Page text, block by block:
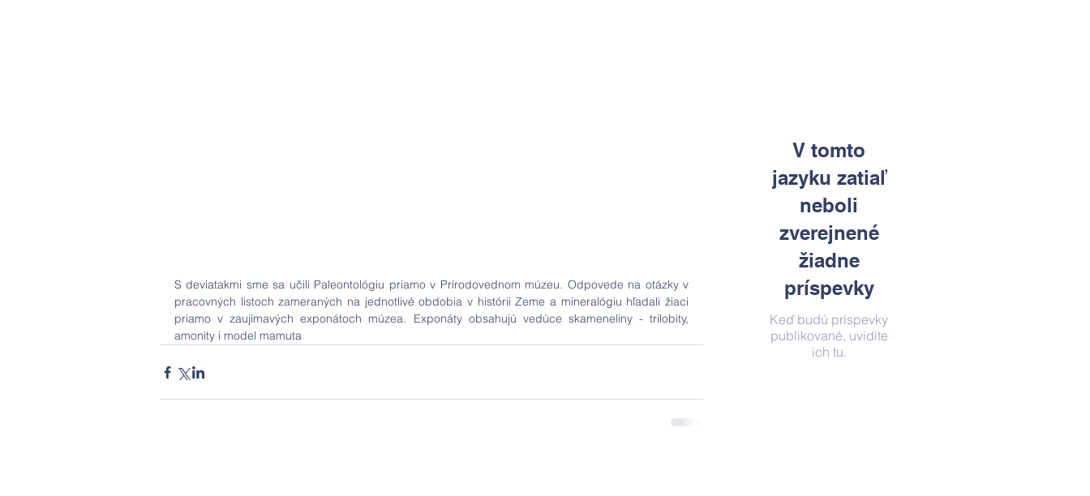
V tomto
jazyku zatiaľ
neboli
zverejnené
žiadne
príspevky
Keď budú príspevky
publikované, uvidíte
ich tu.
S deviatakmi sme sa učili Paleontológiu priamo v Prírodovednom múzeu. Odpovede na otázky v
pracovných listoch zameraných na jednotlivé obdobia v histórii Zeme a mineralógiu hľadali žiaci
priamo v zaujímavých exponátoch múzea. Exponáty obsahujú vedúce skameneliny - trilobity,
amonity i model mamuta